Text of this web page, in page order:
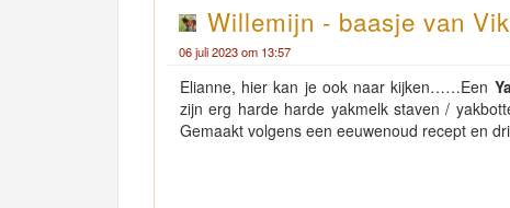
Willemijn - baasje van
06 juli 2023 om 13:57
Elianne, hier kan je ook naar kijken……Een
zijn erg harde harde yakmelk staven /
Gemaakt volgens een eeuwenoud recept en